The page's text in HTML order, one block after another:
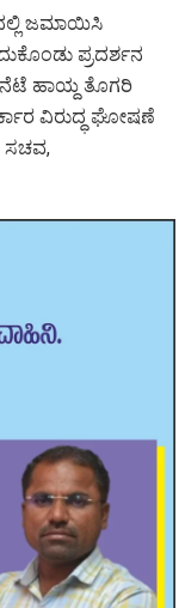
ಜಮಾಯಿಸಿ
ಪ್ರದರ್ಶನ
ನೆಟೆ ಹಾಯ್ದ ತೊಗರಿ
ವಿರುದ್ಧ ಘೋಷಣೆ
ಸಚವ,